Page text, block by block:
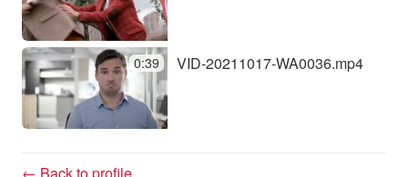
e
0:39 VID-20211017-WA0036.mp4